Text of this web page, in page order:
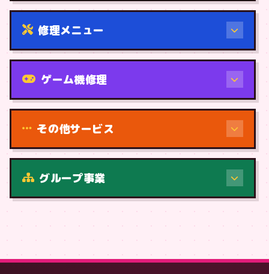
修理メニュー
機種から
症状・内容から
ゲーム機修理
その他サービス
グループ事業